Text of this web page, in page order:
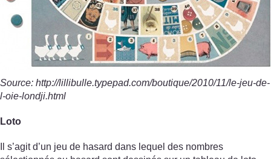
Source: http://lillibulle.typepad.com/boutique/2010/11/le-jeu-de-
l-oie-londji.html
Loto
Il s’agit d’un jeu de hasard dans lequel des nombres